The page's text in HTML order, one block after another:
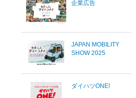
企業広告
JAPAN MOBILITY
SHOW 2025
ダイハツONE!